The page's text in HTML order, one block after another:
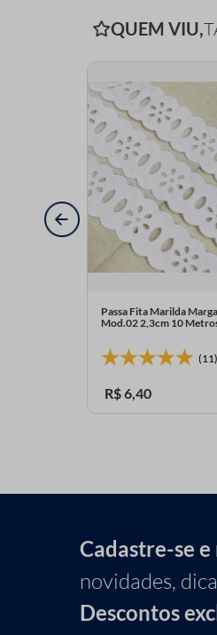
QUEM VIU,
Passa Fita Marilda
Mod.02 2,3cm 10
(11)
R$6, 40
Cadastre-se e
novidades,
Descontos